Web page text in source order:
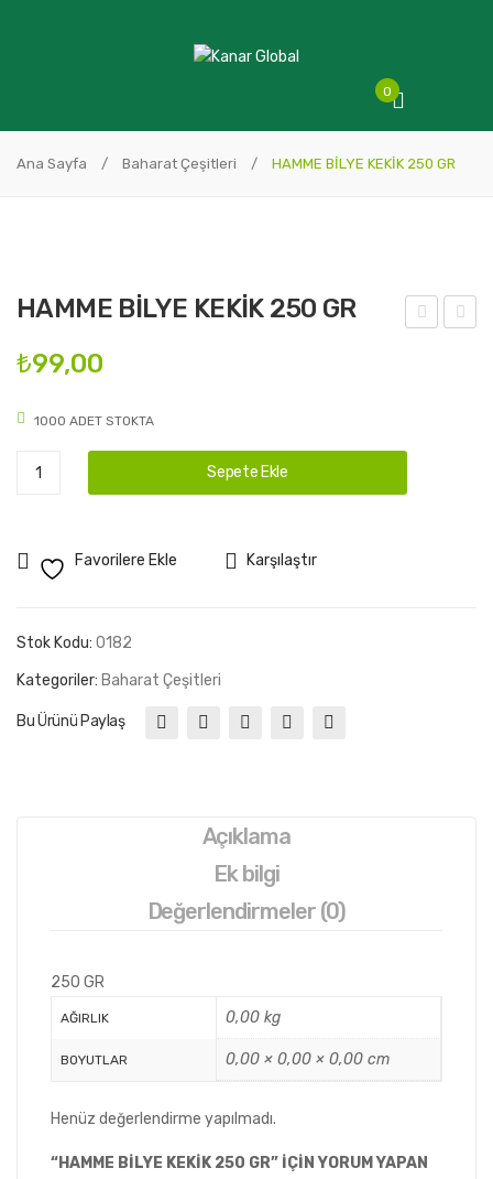
0
Ana Sayfa / Baharat Çeşitleri / HAMME BİLYE KEKİK 250 GR
HAMME BİLYE KEKİK 250 GR
₺99,00
1000 ADET STOKTA
HAMME
GR
Sepete Ekle
Favorilere Ekle Karşılaştır
Stok Kodu: 0182
Kategoriler: Baharat Çeşitleri
Bu Ürünü Paylaş
Açıklama
Ek bilgi
Değerlendirmeler (0)
250 GR
AĞIRLIK 0,00 kg
BOYUTLAR 0,00 × 0,00 × 0,00 cm
Henüz değerlendirme yapılmadı.
“HAMME BİLYE KEKİK 250 GR” IÇIN YORUM YAPAN